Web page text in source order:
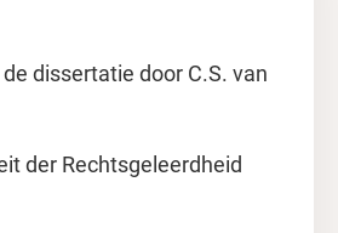
dissertatie door C.S. van
der Rechtsgeleerdheid